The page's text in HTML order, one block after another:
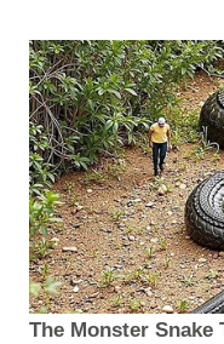
The Monster Snake